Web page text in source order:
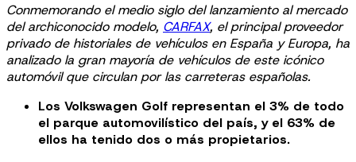
Conmemorando el medio siglo del lanzamiento al mercado
del archiconocido modelo, CARFAX, el principal proveedor
privado de historiales de vehículos en España y Europa, ha
analizado la gran mayoría de vehículos de este icónico
automóvil que circulan por las carreteras españolas.
Los Volkswagen Golf representan el 3% de todo
el parque automovilístico del país, y el 63% de
ellos ha tenido dos o más propietarios.